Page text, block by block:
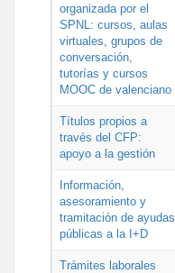
organizada por el
SPNL: cursos, aulas
virtuales, grupos de
conversación,
tutorías y cursos
MOOC de valenciano
Títulos propios a
través del CFP:
apoyo a la gestión
Información,
asesoramiento y
tramitación de ayudas
públicas a la I+D
Trámites laborales